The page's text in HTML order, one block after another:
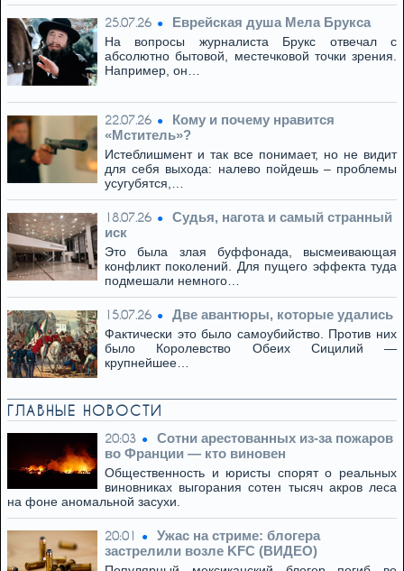
25.07.26 Eвpeйская душа Мела Брукса
На вопросы журналиста Брукс отвечал с
абсолютно бытовой, местечковой точки зрения.
Например, он…
22.07.26
Кому и почему нравится
«Мститель»?
Истеблишмент и так все понимает, но не видит
для себя выхода: налево пойдешь – проблемы
усугубятся,…
18.07.26
Cудья, нагота и самый странный
иск
Это была злая буффонада, высмеивающая
конфликт поколений. Для пущего эффекта туда
подмешали немного…
15.07.26 Две авантюры, которые удались
Фактически это было самоубийство. Против них
было Королевство Обеих Сицилий —
крупнейшее…
ГЛАВНЫЕ НОВОСТИ
20:03
Сотни арестованных из-за пожаров
во Франции — кто виновен
Общественность и юристы спорят о реальных
виновниках выгорания сотен тысяч акров леса
на фоне аномальной засухи.
20:01
Ужас на стриме: блогера
застрелили возле KFC (ВИДЕО)